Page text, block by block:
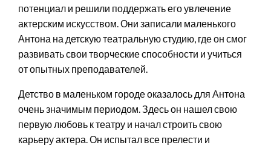
потенциал и решили поддержать его увлечение
актерским искусством. Они записали маленького
Антона на детскую театральную студию, где он смог
развивать свои творческие способности и учиться
от опытных преподавателей.
Детство в маленьком городе оказалось для Антона
очень значимым периодом. Здесь он нашел свою
первую любовь к театру и начал строить свою
карьеру актера. Он испытал все прелести и